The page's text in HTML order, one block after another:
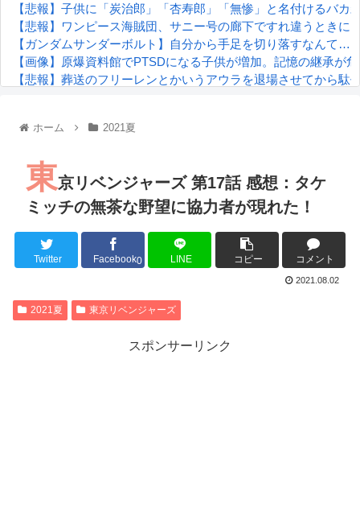
【悲報】子供に「炭治郎」「杏寿郎」「無惨」と名付けるバカ
【悲報】ワンピース海賊団、サニー号の廊下ですれ違うときに
【ガンダムサンダーボルト】自分から手足を切り落すなんて…
【画像】原爆資料館でPTSDになる子供が増加。記憶の継承が
【悲報】葬送のフリーレンとかいうアウラを退場させてから駄
『進撃の巨人』で一番面白いところってｗｗｗｗｗ
るろうに剣心 -明治剣客浪漫譚- 京都動乱 第33話の感想
同盟、帝国、フェザーン。生まれるなら何処がいいか問題！
ホーム 2021夏
東京リベンジャーズ 第17話 感想：タケ
ミッチの無茶な野望に協力者が現れた！
Twitter Facebook0 LINE コピー コメント
2021.08.02
2021夏 東京リベンジャーズ
スポンサーリンク